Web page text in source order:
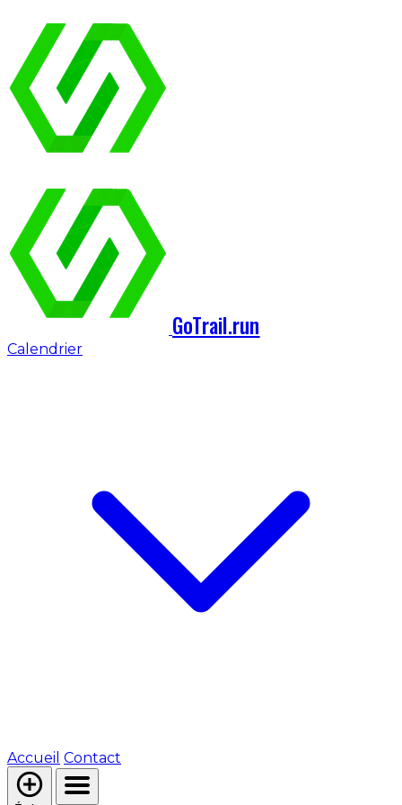
GoTrail.run
Calendrier
Accueil Contact